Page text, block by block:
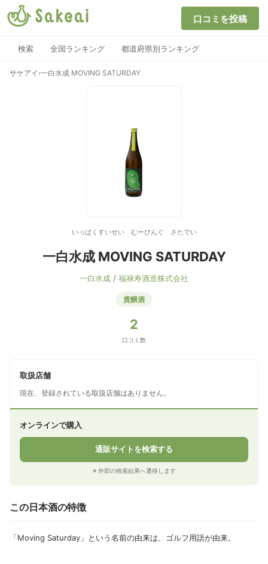
口コミを投稿
検索 全国ランキング 都道府県別ランキング
サケアイ ›一白水成 MOVING SATURDAY
いっぱくすいせい むーびんぐ さたでい
一白水成 MOVING SATURDAY
一白水成 / 福禄寿酒造株式会社
貴醸酒
2
口コミ数
取扱店舗
現在、登録されている取扱店舗はありません。
オンラインで購入
通販サイトを検索する
※ 外部の検索結果へ遷移します
この日本酒の特徴
「Moving Saturday」という名前の由来は、ゴルフ用語が由来。